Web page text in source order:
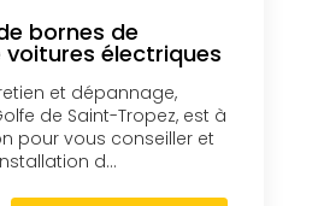
bornes de
électriques
et dépannage,
de Saint-Tropez, est à
pour vous conseiller et
d...